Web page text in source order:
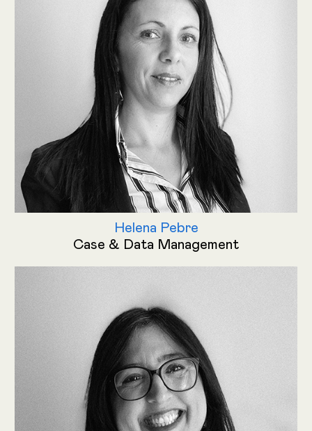
Helena Pebre
Case & Data Management